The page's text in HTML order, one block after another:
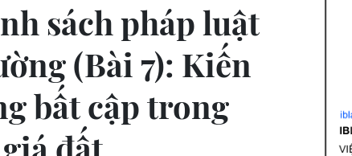
sách pháp luật
(Bài 7): Kiến
bất cập trong